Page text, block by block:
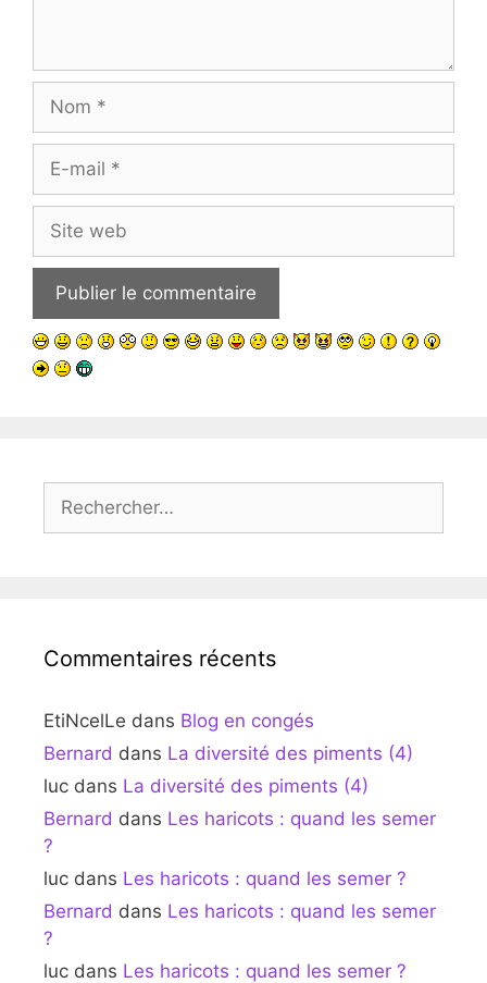
Nom
Site
web
Rechercher :
Commentaires récents
EtiNcelLe dans Blog en congés
Bernard dans La diversité des piments (4)
luc dans La diversité des piments (4)
Bernard dans Les haricots : quand les semer
?
luc dans Les haricots : quand les semer ?
Bernard dans Les haricots : quand les semer
?
luc dans Les haricots : quand les semer ?